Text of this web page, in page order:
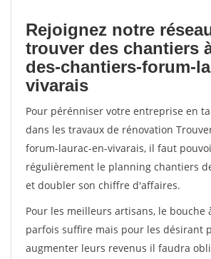
Rejoignez notre
trouver des chantiers
des-chantiers-forum-
vivarais
Pour pérénniser votre entreprise en
dans les travaux de rénovation
forum-laurac-en-vivarais, il faut
régulièrement le planning chantiers
et doubler son chiffre d'affaires.
Pour les meilleurs artisans, le bouche
parfois suffire mais pour les désirant
augmenter leurs revenus il faudra